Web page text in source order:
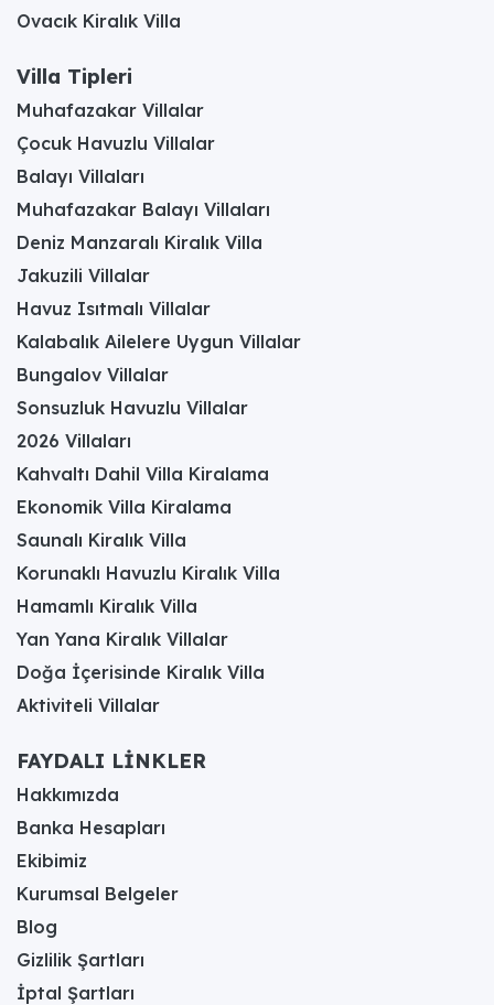
Ovacık Kiralık Villa
Villa Tipleri
Muhafazakar Villalar
Çocuk Havuzlu Villalar
Balayı Villaları
Muhafazakar Balayı Villaları
Deniz Manzaralı Kiralık Villa
Jakuzili Villalar
Havuz Isıtmalı Villalar
Kalabalık Ailelere Uygun Villalar
Bungalov Villalar
Sonsuzluk Havuzlu Villalar
2026 Villaları
Kahvaltı Dahil Villa Kiralama
Ekonomik Villa Kiralama
Saunalı Kiralık Villa
Korunaklı Havuzlu Kiralık Villa
Hamamlı Kiralık Villa
Yan Yana Kiralık Villalar
Doğa İçerisinde Kiralık Villa
Aktiviteli Villalar
FAYDALI LİNKLER
Hakkımızda
Banka Hesapları
Ekibimiz
Kurumsal Belgeler
Blog
Gizlilik Şartları
İptal Şartları